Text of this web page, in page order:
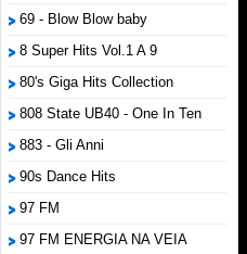
69 - Blow Blow baby
8 Super Hits Vol.1 A 9
80's Giga Hits Collection
808 State UB40 - One In Ten
883 - Gli Anni
90s Dance Hits
97 FM
97 FM ENERGIA NA VEIA